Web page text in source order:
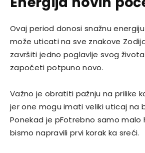
Ovaj period donosi snažnu
može uticati na sve znakove
završiti jedno poglavlje svog
započeti potpuno novo.
Važno je obratiti pažnju na prilike
jer one mogu imati veliki uticaj na
Ponekad je pFotrebno samo malo
bismo napravili prvi korak ka sreći.